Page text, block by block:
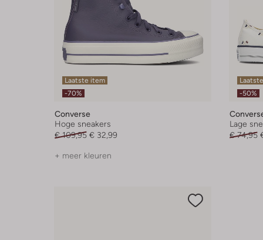
Laatste item
-70%
Converse
Hoge sneakers
€ 109,95 € 32,99
+ meer kleuren
-50%
Lage
€ 74,95